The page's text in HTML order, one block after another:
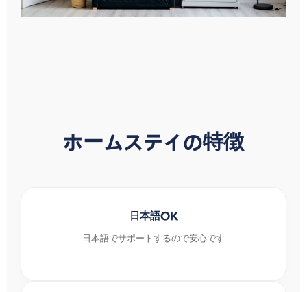
ホームステイの特徴
日本語OK
日本語でサポートするので安心です